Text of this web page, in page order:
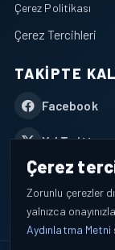
Çerez Politikası
Çerez Tercihleri
TAKIPTE
Facebook
X / Twitter
YouTube
WhatsApp
Çerez
Zorunlu çerezler
yalnızca
Aydınlatma Metni